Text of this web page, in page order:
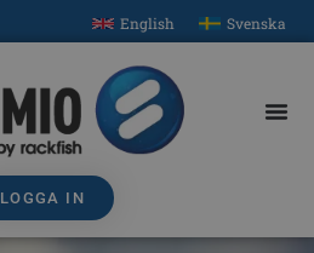
English Svenska
LOGGA IN